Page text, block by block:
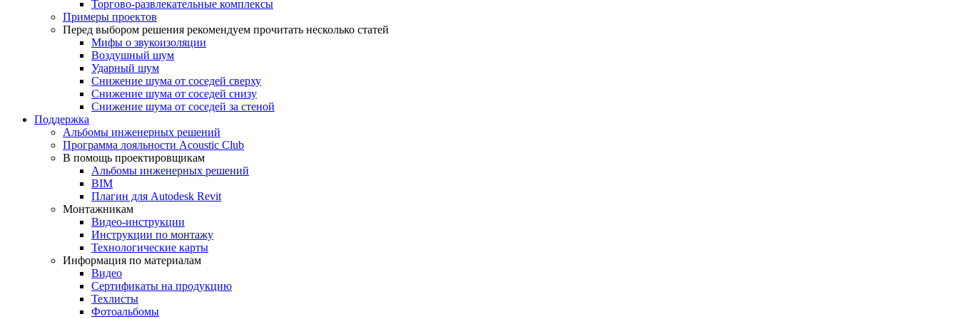
Торгово-развлекательные комплексы
Примеры проектов
Перед выбором решения рекомендуем прочитать несколько статей
Мифы о звукоизоляции
Воздушный шум
Ударный шум
Снижение шума от соседей сверху
Снижение шума от соседей снизу
Снижение шума от соседей за стеной
Поддержка
Альбомы инженерных решений
Программа лояльности Acoustic Club
В помощь проектировщикам
Альбомы инженерных решений
BIM
Плагин для Autodesk Revit
Монтажникам
Видео-инструкции
Инструкции по монтажу
Технологические карты
Информация по материалам
Видео
Сертификаты на продукцию
Техлисты
Фотоальбомы